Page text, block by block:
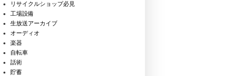
リサイクルショップ必見
工場設備
生放送アーカイブ
オーディオ
楽器
自転車
話術
貯蓄